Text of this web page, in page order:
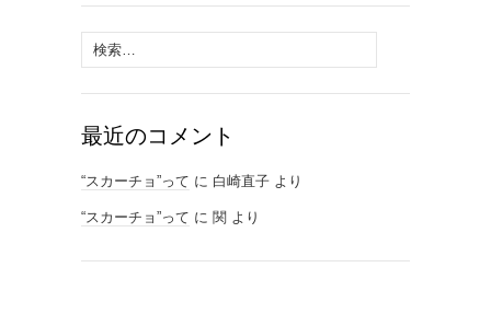
検
索:
最近のコメント
“スカーチョ”って に 白崎直子 より
“スカーチョ”って に 関 より